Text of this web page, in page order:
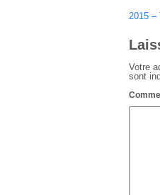
2015 –
Votre
sont